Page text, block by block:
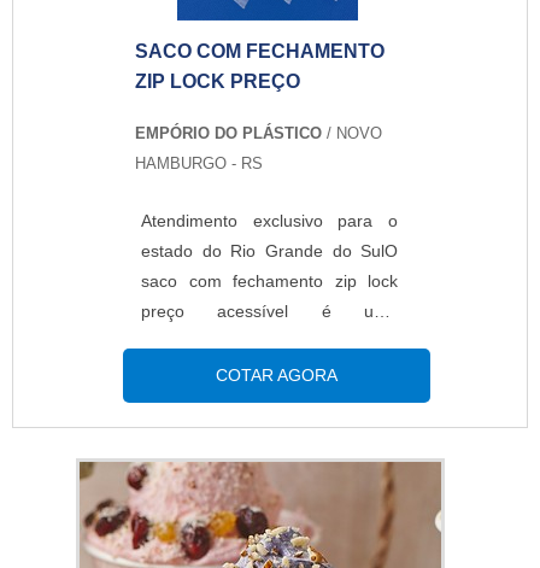
SACO COM FECHAMENTO
ZIP LOCK PREÇO
EMPÓRIO DO PLÁSTICO / NOVO
HAMBURGO - RS
Atendimento exclusivo para o
estado do Rio Grande do SulO
saco com fechamento zip lock
preço acessível é uma
custo benefício e um sistema de
fechamento moderno, devido à
praticidade que este fecho
possui. Somente o zip continua
protegendo e garantindo a
integridade do produto após a
abertura, pois basta fechar
COTAR AGORA